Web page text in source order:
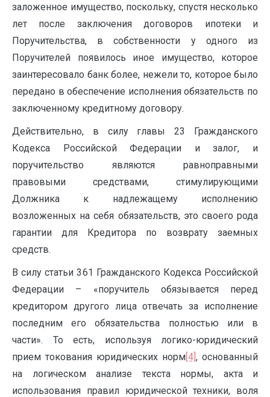
заложенное имущество, поскольку, спустя несколько
лет после заключения договоров ипотеки и
Поручительства, в собственности у одного из
Поручителей появилось иное имущество, которое
заинтересовало банк более, нежели то, которое было
передано в обеспечение исполнения обязательств по
заключенному кредитному договору.
Действительно, в силу главы 23 Гражданского
Кодекса Российской Федерации и залог, и
поручительство являются равноправными
правовыми средствами, стимулирующими
Должника к надлежащему исполнению
возложенных на себя обязательств, это своего рода
гарантии для Кредитора по возврату заемных
средств.
В силу статьи 361 Гражданского Кодекса Российской
Федерации – «поручитель обязывается перед
кредитором другого лица отвечать за исполнение
последним его обязательства полностью или в
части». То есть, используя логико-юридический
прием токования юридических норм [4] , основанный
на логическом анализе текста нормы, акта и
использования правил юридической техники, воля